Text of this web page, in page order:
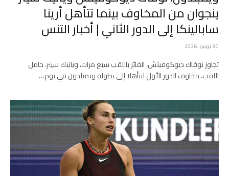
ينجوان من المخاوف بينما تتأهل أرينا
سابالينكا إلى الدور الثاني | أخبار التنس
30 يونيو، 2026
تجاوز نوفاك ديوكوفيتش، الفائز باللقب سبع مرات، ويانيك سينر، حامل
اللقب، مخاوف الدور الأول ليتأهلا إلى بطولة ويمبلدون في يوم…